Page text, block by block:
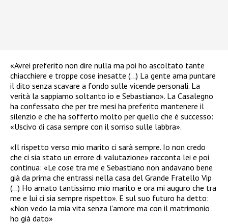
«Avrei preferito non dire nulla ma poi ho ascoltato tante
chiacchiere e troppe cose inesatte (…) La gente ama puntare
il dito senza scavare a fondo sulle vicende personali. La
verità la sappiamo soltanto io e Sebastiano». La Casalegno
ha confessato che per tre mesi ha preferito mantenere il
silenzio e che ha sofferto molto per quello che è successo:
«Uscivo di casa sempre con il sorriso sulle labbra».
«Il rispetto verso mio marito ci sarà sempre. Io non credo
che ci sia stato un errore di valutazione» racconta lei e poi
continua: «Le cose tra me e Sebastiano non andavano bene
già da prima che entrassi nella casa del Grande Fratello Vip
(…) Ho amato tantissimo mio marito e ora mi auguro che tra
me e lui ci sia sempre rispetto». E sul suo futuro ha detto:
«Non vedo la mia vita senza l’amore ma con il matrimonio
ho già dato»